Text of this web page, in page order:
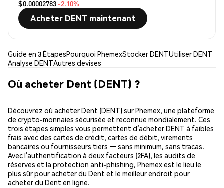
$0.00002783 -2.10%
Acheter DENT maintenant
Guide en 3 ÉtapesPourquoi PhemexStocker DENTUtiliser DENT
Analyse DENTAutres devises
Où acheter Dent (DENT) ?
Découvrez où acheter Dent (DENT) sur Phemex, une plateforme
de crypto-monnaies sécurisée et reconnue mondialement. Ces
trois étapes simples vous permettent d’acheter DENT à faibles
frais avec des cartes de crédit, cartes de débit, virements
bancaires ou fournisseurs tiers — sans minimum, sans tracas.
Avec l’authentification à deux facteurs (2FA), les audits de
réserves et la protection anti-phishing, Phemex est le lieu le
plus sûr pour acheter du Dent et le meilleur endroit pour
acheter du Dent en ligne.